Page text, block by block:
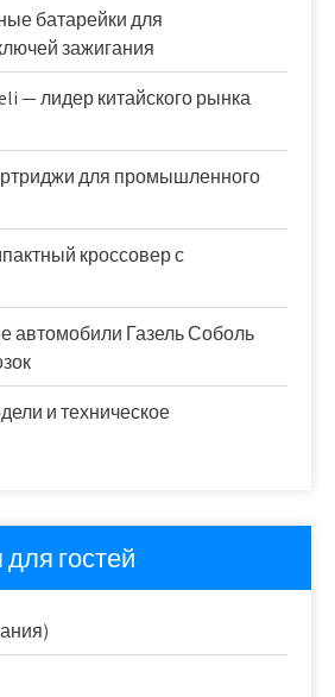
батарейки для
зажигания
— лидер китайского рынка
для промышленного
кроссовер с
автомобили Газель Соболь
и техническое
гостей